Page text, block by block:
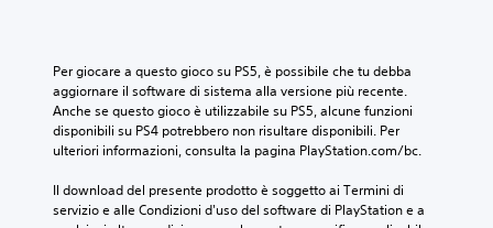
Per giocare a questo gioco su PS5, è possibile che tu debba
aggiornare il software di sistema alla versione più recente.
Anche se questo gioco è utilizzabile su PS5, alcune funzioni
disponibili su PS4 potrebbero non risultare disponibili. Per
ulteriori informazioni, consulta la pagina PlayStation.com/bc.
Il download del presente prodotto è soggetto ai Termini di
servizio e alle Condizioni d'uso del software di PlayStation e a